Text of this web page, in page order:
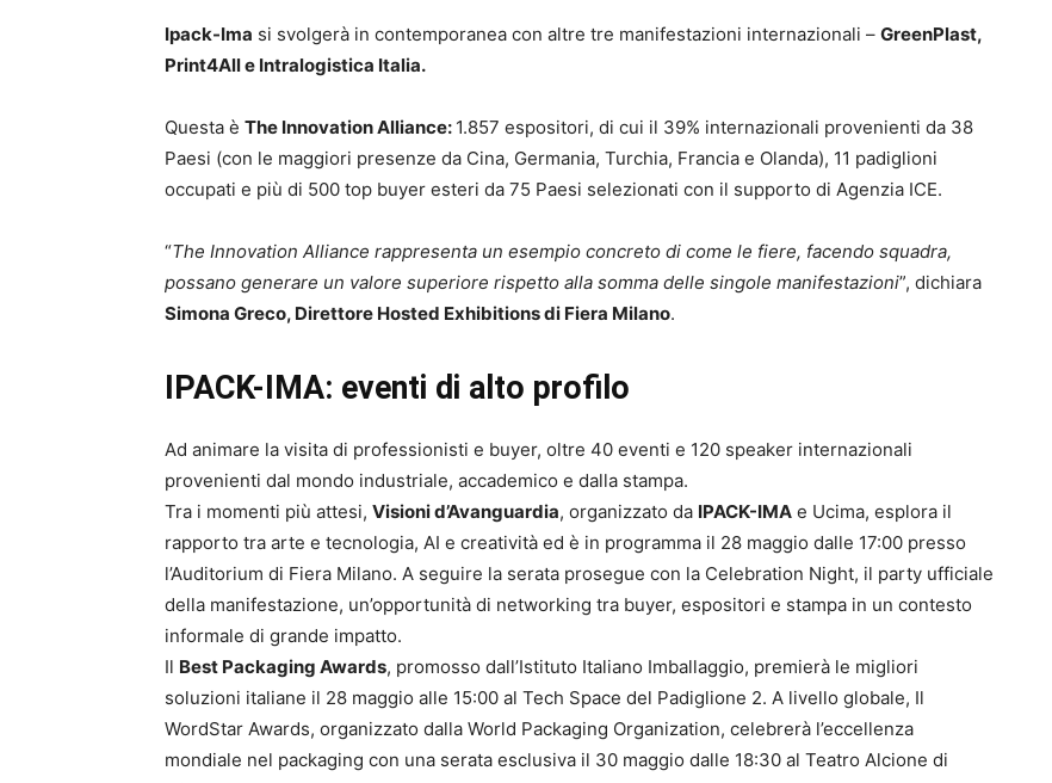
Ipack-Ima si svolgerà in contemporanea con altre tre manifestazioni internazionali – GreenPlast,
Print4All e Intralogistica Italia.
Questa è The Innovation Alliance: 1.857 espositori, di cui il 39% internazionali provenienti da 38
Paesi (con le maggiori presenze da Cina, Germania, Turchia, Francia e Olanda), 11 padiglioni
occupati e più di 500 top buyer esteri da 75 Paesi selezionati con il supporto di Agenzia ICE.
“The Innovation Alliance rappresenta un esempio concreto di come le fiere, facendo squadra,
possano generare un valore superiore rispetto alla somma delle singole manifestazioni”, dichiara
Simona Greco, Direttore Hosted Exhibitions di Fiera Milano.
IPACK-IMA: eventi di alto profilo
Ad animare la visita di professionisti e buyer, oltre 40 eventi e 120 speaker internazionali
provenienti dal mondo industriale, accademico e dalla stampa.
Tra i momenti più attesi, Visioni d’Avanguardia, organizzato da IPACK-IMA e Ucima, esplora il
rapporto tra arte e tecnologia, AI e creatività ed è in programma il 28 maggio dalle 17:00 presso
l’Auditorium di Fiera Milano. A seguire la serata prosegue con la Celebration Night, il party ufficiale
della manifestazione, un’opportunità di networking tra buyer, espositori e stampa in un contesto
informale di grande impatto.
Il Best Packaging Awards, promosso dall’Istituto Italiano Imballaggio, premierà le migliori
soluzioni italiane il 28 maggio alle 15:00 al Tech Space del Padiglione 2. A livello globale, Il
WordStar Awards, organizzato dalla World Packaging Organization, celebrerà l’eccellenza
mondiale nel packaging con una serata esclusiva il 30 maggio dalle 18:30 al Teatro Alcione di